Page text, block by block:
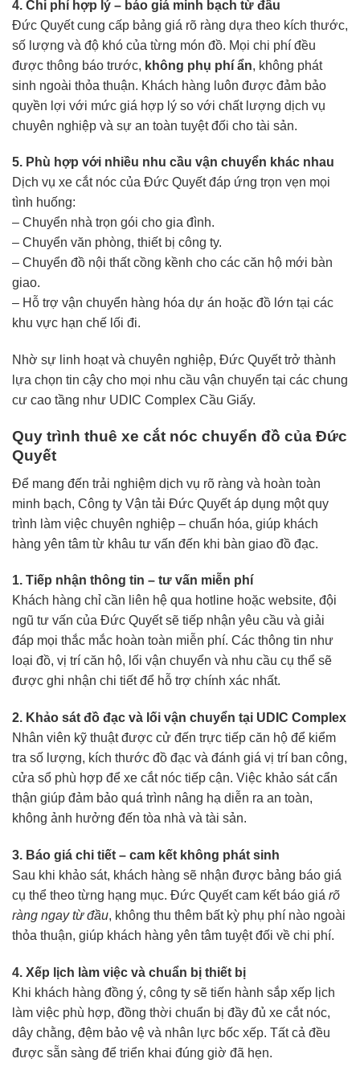
4. Chi phí hợp lý – báo giá minh bạch từ đầu
Đức Quyết cung cấp bảng giá rõ ràng dựa theo kích thước,
số lượng và độ khó của từng món đồ. Mọi chi phí đều
được thông báo trước, không phụ phí ẩn, không phát
sinh ngoài thỏa thuận. Khách hàng luôn được đảm bảo
quyền lợi với mức giá hợp lý so với chất lượng dịch vụ
chuyên nghiệp và sự an toàn tuyệt đối cho tài sản.
5. Phù hợp với nhiều nhu cầu vận chuyển khác nhau
Dịch vụ xe cắt nóc của Đức Quyết đáp ứng trọn vẹn mọi
tình huống:
– Chuyển nhà trọn gói cho gia đình.
– Chuyển văn phòng, thiết bị công ty.
– Chuyển đồ nội thất cồng kềnh cho các căn hộ mới bàn
giao.
– Hỗ trợ vận chuyển hàng hóa dự án hoặc đồ lớn tại các
khu vực hạn chế lối đi.
Nhờ sự linh hoạt và chuyên nghiệp, Đức Quyết trở thành
lựa chọn tin cậy cho mọi nhu cầu vận chuyển tại các chung
cư cao tầng như UDIC Complex Cầu Giấy.
Quy trình thuê xe cắt nóc chuyển đồ của Đức
Quyết
Để mang đến trải nghiệm dịch vụ rõ ràng và hoàn toàn
minh bạch, Công ty Vận tải Đức Quyết áp dụng một quy
trình làm việc chuyên nghiệp – chuẩn hóa, giúp khách
hàng yên tâm từ khâu tư vấn đến khi bàn giao đồ đạc.
1. Tiếp nhận thông tin – tư vấn miễn phí
Khách hàng chỉ cần liên hệ qua hotline hoặc website, đội
ngũ tư vấn của Đức Quyết sẽ tiếp nhận yêu cầu và giải
đáp mọi thắc mắc hoàn toàn miễn phí. Các thông tin như
loại đồ, vị trí căn hộ, lối vận chuyển và nhu cầu cụ thể sẽ
được ghi nhận chi tiết để hỗ trợ chính xác nhất.
2. Khảo sát đồ đạc và lối vận chuyển tại UDIC Complex
Nhân viên kỹ thuật được cử đến trực tiếp căn hộ để kiểm
tra số lượng, kích thước đồ đạc và đánh giá vị trí ban công,
cửa sổ phù hợp để xe cắt nóc tiếp cận. Việc khảo sát cẩn
thận giúp đảm bảo quá trình nâng hạ diễn ra an toàn,
không ảnh hưởng đến tòa nhà và tài sản.
3. Báo giá chi tiết – cam kết không phát sinh
Sau khi khảo sát, khách hàng sẽ nhận được bảng báo giá
cụ thể theo từng hạng mục. Đức Quyết cam kết báo giá rõ
ràng ngay từ đầu, không thu thêm bất kỳ phụ phí nào ngoài
thỏa thuận, giúp khách hàng yên tâm tuyệt đối về chi phí.
4. Xếp lịch làm việc và chuẩn bị thiết bị
Khi khách hàng đồng ý, công ty sẽ tiến hành sắp xếp lịch
làm việc phù hợp, đồng thời chuẩn bị đầy đủ xe cắt nóc,
dây chằng, đệm bảo vệ và nhân lực bốc xếp. Tất cả đều
được sẵn sàng để triển khai đúng giờ đã hẹn.